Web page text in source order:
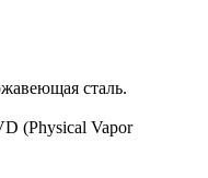
сталь.
(Physical Vapor